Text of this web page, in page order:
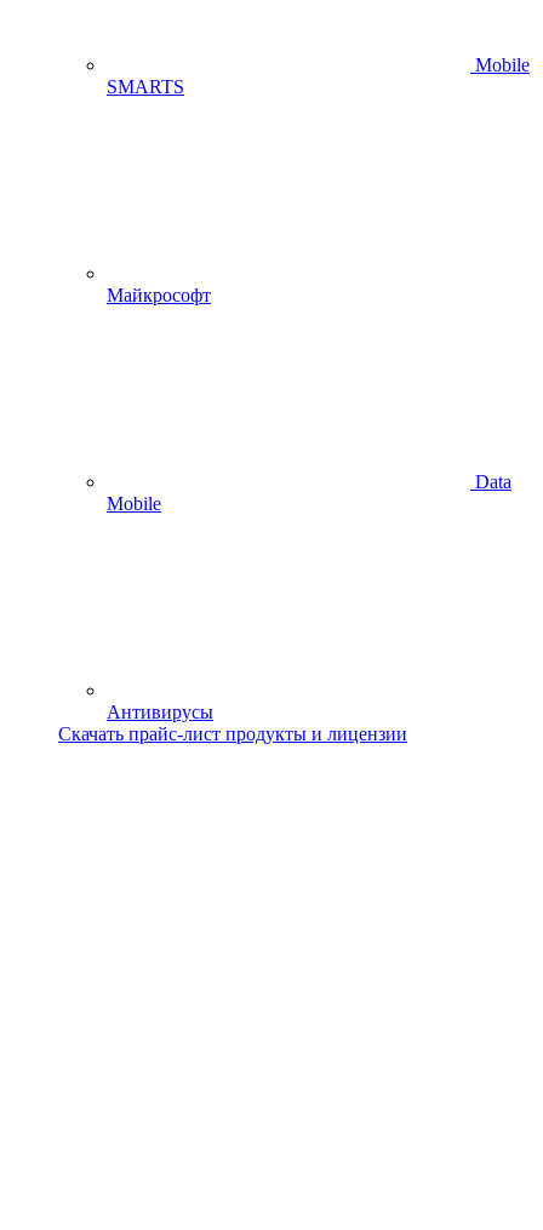
Mobile
SMARTS
Майкрософт
Data
Mobile
Антивирусы
Скачать прайс-лист продукты и лицензии